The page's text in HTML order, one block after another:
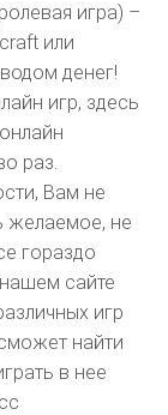
игра) –
или
денег!
игр, здесь
раз.
Вам не
желаемое, не
гораздо
сайте
игр
найти
в нее